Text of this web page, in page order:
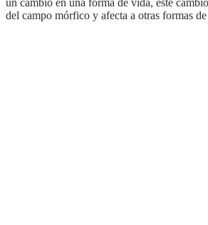
del campo mórfico y afecta a otras formas